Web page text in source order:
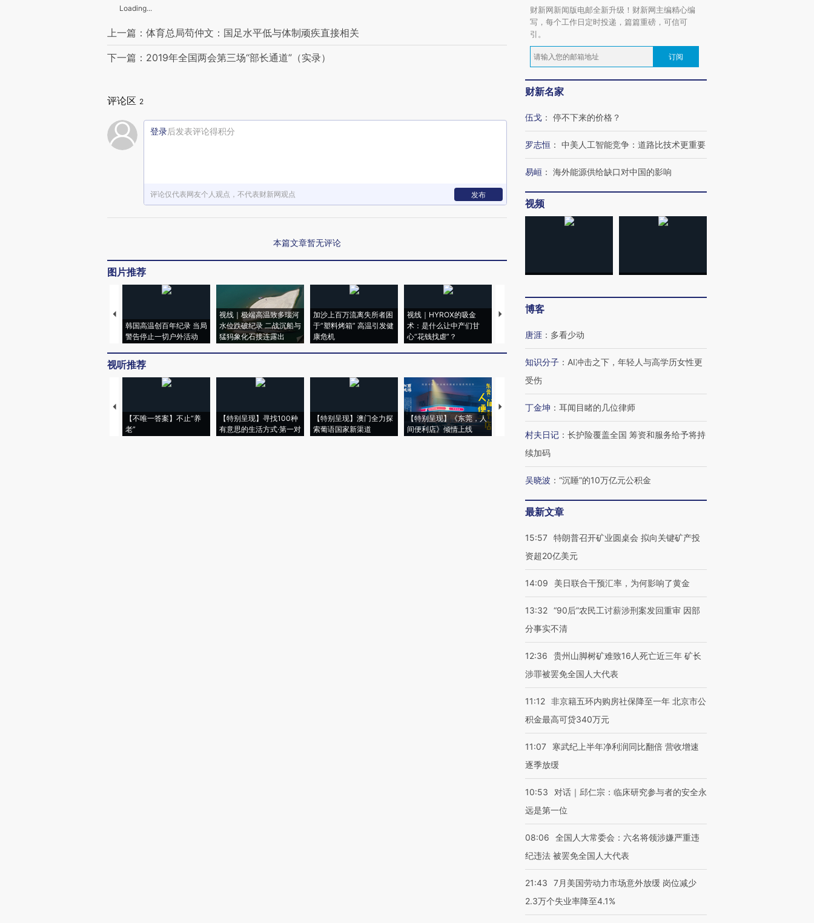
Loading...
上一篇：体育总局苟仲文：国足水平低与体制顽疾直接相关
下一篇：2019年全国两会第三场“部长通道”（实录）
评论区 2
登录后发表评论得积分
评论仅代表网友个人观点，不代表财新网观点 发布
本篇文章暂无评论
图片推荐
韩国高温创百年纪录 当局
警告停止一切户外活动
视线｜极端高温致多瑙河
水位跌破纪录 二战沉船与
猛犸象化石接连露出
加沙上百万流离失所者困
于“塑料烤箱” 高温引发健
康危机
视线｜HYROX的吸金
术：是什么让中产们甘
心“花钱找虐”？
马航飞行员跨国走私7万
视听推荐
【不唯一答案】不止“养
老”
【特别呈现】寻找100种
有意思的生活方式·第一对
【特别呈现】澳门全力探
索葡语国家新渠道
【特别呈现】《东莞，人
间便利店》倾情上线
【推广】走进第四届链博
有意思的生活方式·第三对
住三大增长引擎是什么？
财新网新闻版电邮全新升级！财新网主编精心编
写，每个工作日定时投递，篇篇重磅，可信可
引。
订阅
财新名家
伍戈 ： 停不下来的价格？
罗志恒 ： 中美人工智能竞争：道路比技术更重要
易峘 ： 海外能源供给缺口对中国的影响
视频
博客
唐涯 ： 多看少动
知识分子 ： AI冲击之下，年轻人与高学历女性更
受伤
丁金坤 ： 耳闻目睹的几位律师
村夫日记 ： 长护险覆盖全国 筹资和服务给予将持
续加码
吴晓波 ： “沉睡”的10万亿元公积金
最新文章
15:57 特朗普召开矿业圆桌会 拟向关键矿产投
资超20亿美元
14:09 美日联合干预汇率，为何影响了黄金
13:32 “90后”农民工讨薪涉刑案发回重审 因部
分事实不清
12:36
贵州山脚树矿难致16人死亡近三年 矿长
涉罪被罢免全国人大代表
11:12 非京籍五环内购房社保降至一年 北京市公
积金最高可贷340万元
11:07
寒武纪上半年净利润同比翻倍 营收增速
逐季放缓
10:53
对话｜邱仁宗：临床研究参与者的安全永
远是第一位
08:06
全国人大常委会：六名将领涉嫌严重违
纪违法 被罢免全国人大代表
21:43
7月美国劳动力市场意外放缓 岗位减少
2.3万个失业率降至4.1%